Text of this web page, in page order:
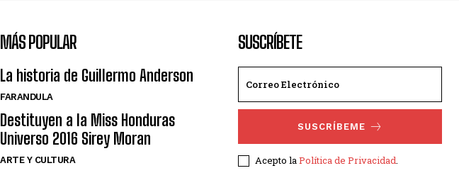
MÁS POPULAR
La historia de Guillermo Anderson
FARANDULA
Destituyen a la Miss Honduras
Universo 2016 Sirey Moran
ARTE Y CULTURA
SUSCRÍBETE
SUSCRÍBEME
Acepto laPolítica de Privacidad.